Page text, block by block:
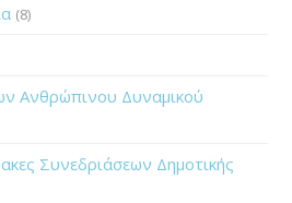
(8)
Ανθρώπινου Δυναμικού
Συνεδριάσεων Δημοτικής